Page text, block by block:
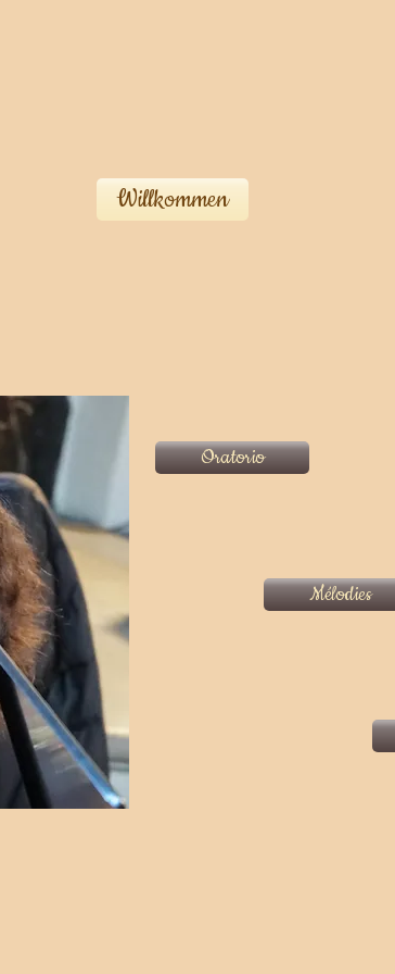
Willkommen
Oratorio
Mélodies